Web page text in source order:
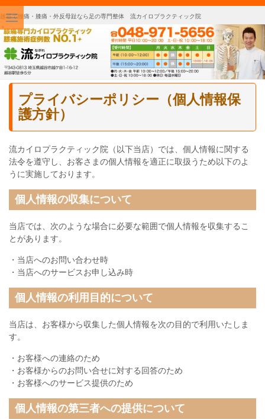
越谷で腰痛・膝痛・外反母趾なら足の専門整体 流カイロプラクティック院
プライバシーポリシー（個人情報保
護方針）
流カイロプラクティック院（以下当店）では、個人情報に関する
法令を遵守し、お客さまの個人情報を適正に取扱うため以下のよ
うに実施しております。
個人情報の収集について
当店では、次のような場合に必要な範囲で個人情報を収集するこ
とがあります。
・当店へのお問い合わせ時
・当店へのサービスお申し込み時
個人情報の利用目的について
当店は、お客様から収集した個人情報を次の目的で利用いたしま
す。
・お客様への連絡のため
・お客様からのお問い合せに対する回答のため
・お客様へのサービス提供のため
個人情報の第三者への提供について